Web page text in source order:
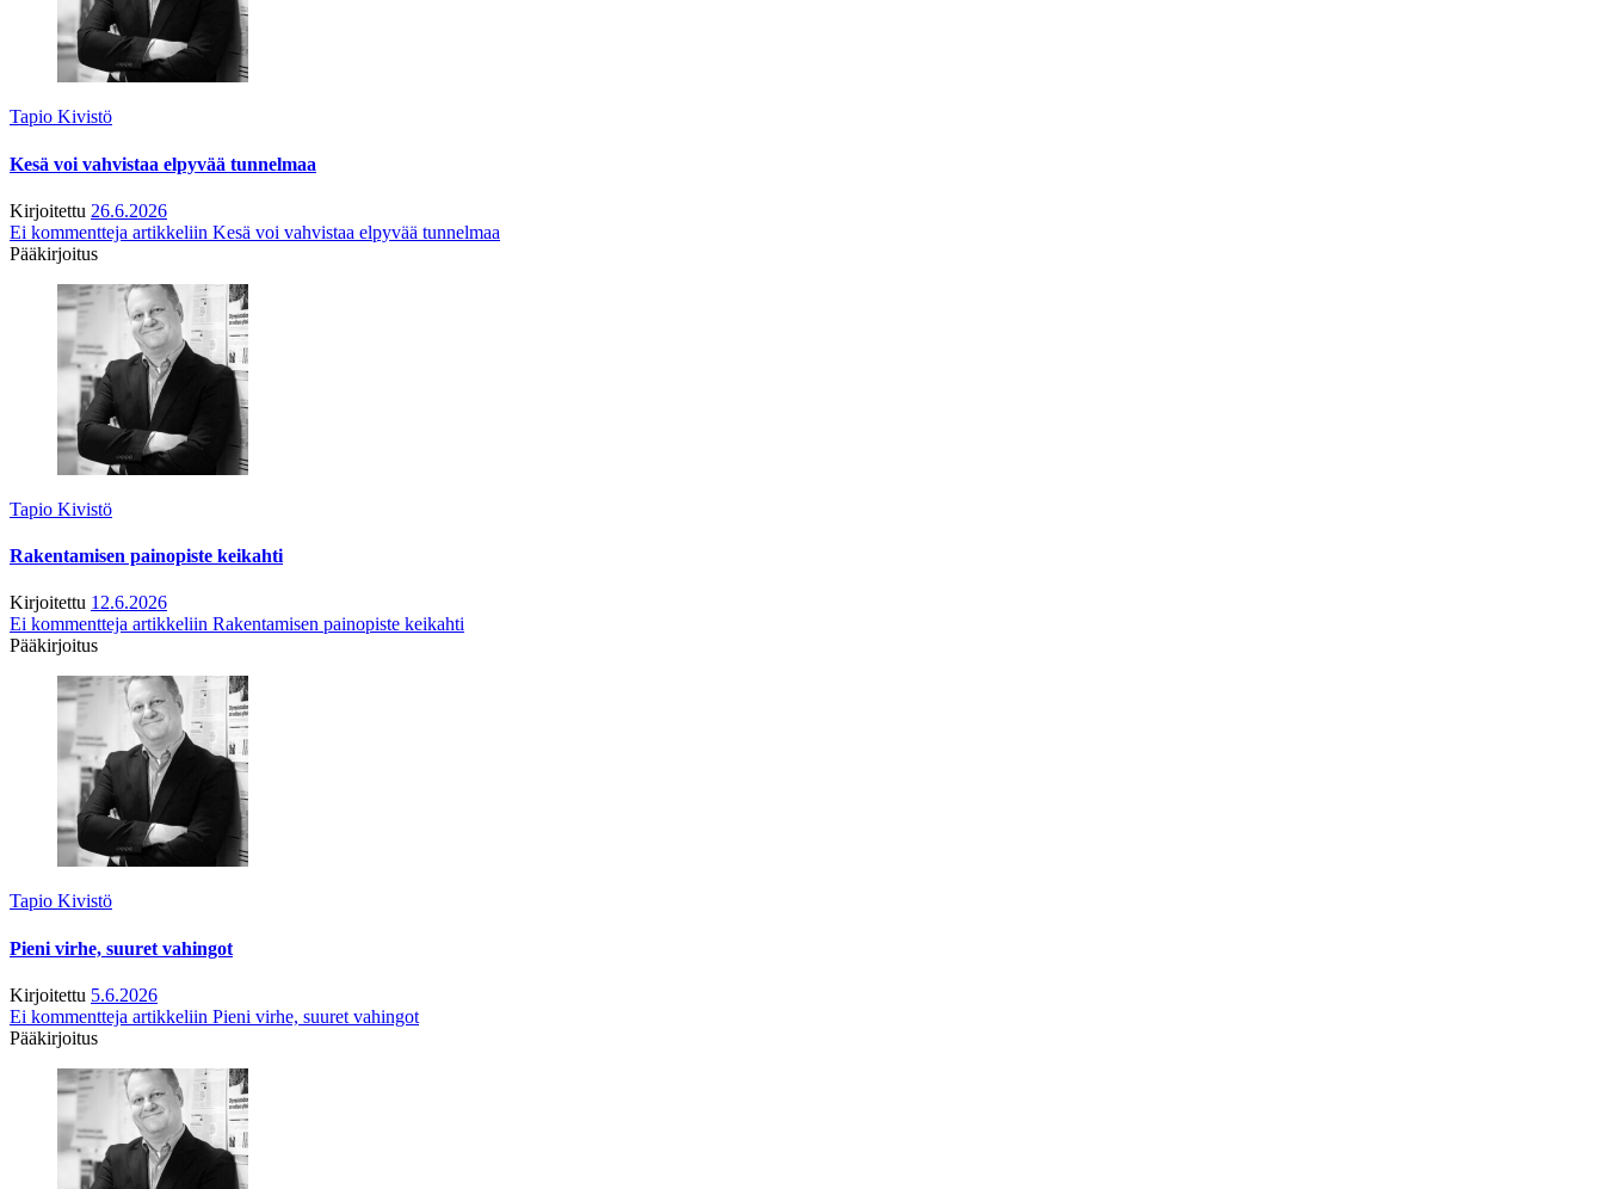
Tapio Kivistö
Kesä voi vahvistaa elpyvää tunnelmaa
Kirjoitettu 26.6.2026
Ei kommentteja artikkeliin Kesä voi vahvistaa elpyvää tunnelmaa
Pääkirjoitus
Tapio Kivistö
Rakentamisen painopiste keikahti
Kirjoitettu 12.6.2026
Ei kommentteja artikkeliin Rakentamisen painopiste keikahti
Pääkirjoitus
Tapio Kivistö
Pieni virhe, suuret vahingot
Kirjoitettu 5.6.2026
Ei kommentteja artikkeliin Pieni virhe, suuret vahingot
Pääkirjoitus